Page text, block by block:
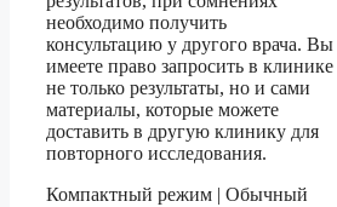
необходимо получить
консультацию у другого врача. Вы
имеете право запросить в клинике
не только результаты, но и сами
материалы, которые можете
доставить в другую клинику для
повторного исследования.
Компактный режим | Обычный